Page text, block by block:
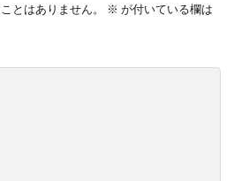
とはありません。 ※ が付いている欄は